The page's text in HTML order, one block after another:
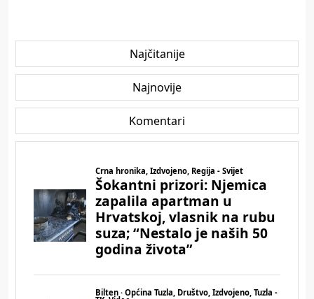
Najčitanije
Najnovije
Komentari